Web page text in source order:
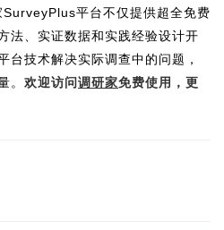
平台不仅提供超全免费
法、实证数据和实践经验设计开
台技术解决实际调查中的问题，
。 欢迎访问调研家免费使用，更